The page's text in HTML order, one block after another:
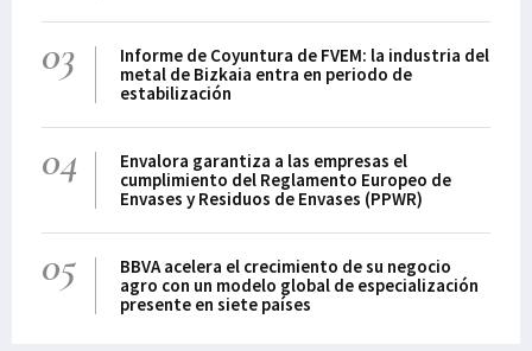
03
Informe de Coyuntura de FVEM: la industria del
metal de Bizkaia entra en periodo de
estabilización
04
Envalora garantiza a las empresas el
cumplimiento del Reglamento Europeo de
Envases y Residuos de Envases (PPWR)
05
BBVA acelera el crecimiento de su negocio
agro con un modelo global de especialización
presente en siete países